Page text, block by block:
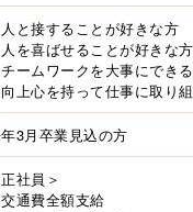
人と接することが好きな方
人を喜ばせることが好きな方
チームワークを大事にでき
向上心を持って仕事に取り
3月卒業見込の方
正社員＞
交通費全額支給